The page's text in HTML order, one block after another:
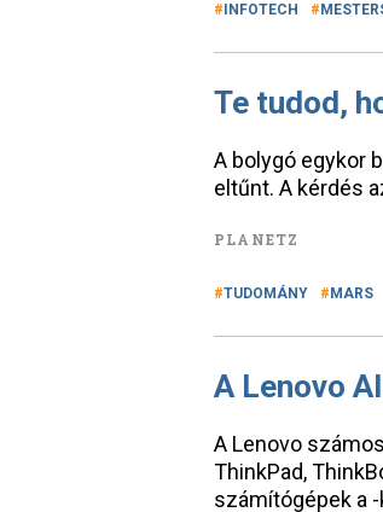
INFOTECH
Te tudod,
A bolygó egykor
eltűnt. A kérdés
PLANETZ
TUDOMÁNY MARS
A Lenovo
A Lenovo
ThinkPad,
számítógépek a